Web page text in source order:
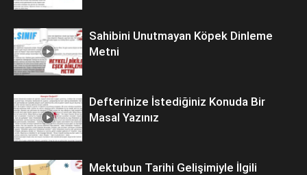
Sahibini Unutmayan Köpek Dinleme
Metni
Defterinize İstediğiniz Konuda Bir
Masal Yazınız
Mektubun Tarihi Gelişimiyle İlgili